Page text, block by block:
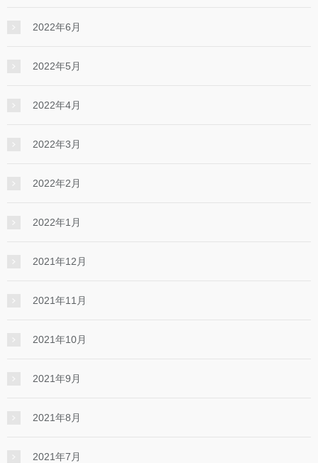
2022年6月
2022年5月
2022年4月
2022年3月
2022年2月
2022年1月
2021年12月
2021年11月
2021年10月
2021年9月
2021年8月
2021年7月